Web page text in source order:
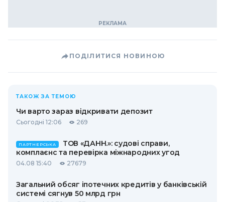
ПОДІЛИТИСЯ НОВИНОЮ
ТАКОЖ ЗА ТЕМОЮ
Чи варто зараз відкривати депозит
Сьогодні 12:06 269
ПАРТНЕРСЬКА
ТОВ «ДАНН.»: судові справи,
комплаєнс та перевірка міжнародних угод
04.08 15:40 27679
Загальний обсяг іпотечних кредитів у банківській
системі сягнув 50 млрд грн